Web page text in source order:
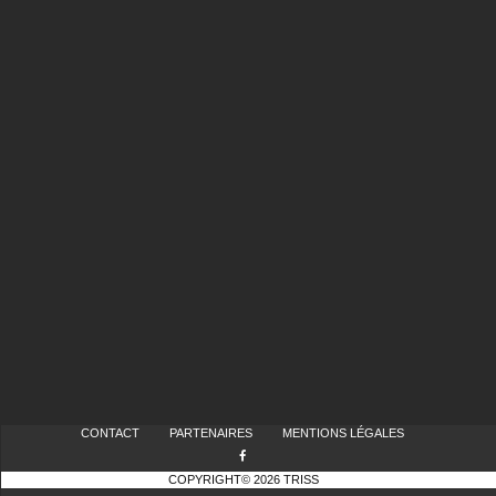
CONTACT PARTENAIRES MENTIONS LÉGALES
COPYRIGHT© 2026 TRISS